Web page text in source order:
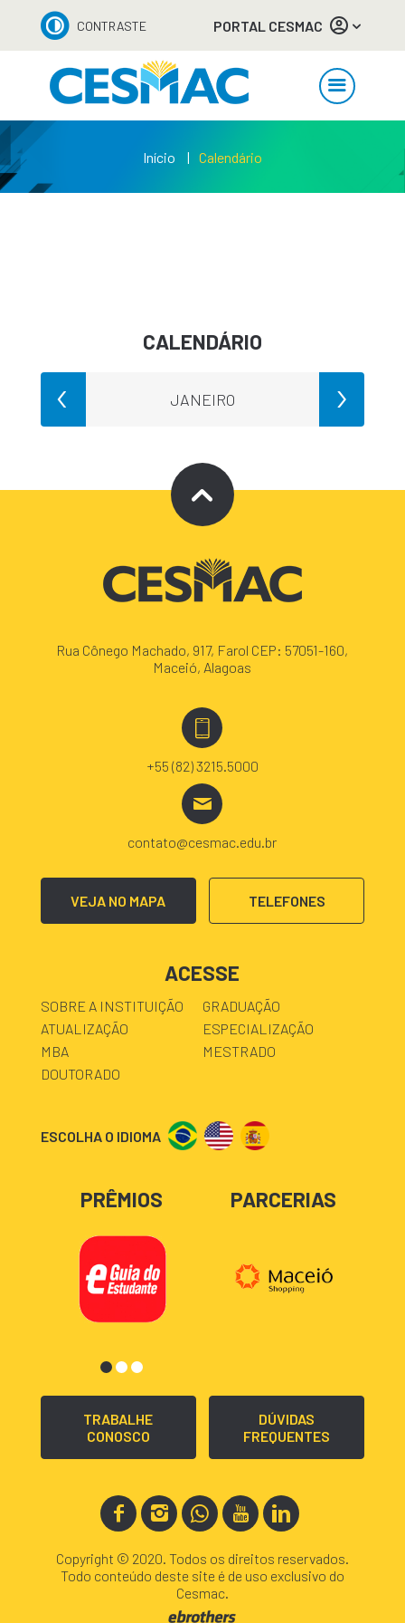
CONTRASTE PORTAL CESMAC
Início Calendário
CALENDÁRIO
JANEIRO
‹ ›
Rua Cônego Machado, 917, Farol CEP: 57051-160,
Maceió, Alagoas
+55 (82) 3215.5000
contato@cesmac.edu.br
VEJA NO MAPA TELEFONES
ACESSE
SOBRE A INSTITUIÇÃO
GRADUAÇÃO
ATUALIZAÇÃO
ESPECIALIZAÇÃO
MBA
MESTRADO
DOUTORADO
ESCOLHA O IDIOMA
PRÊMIOS PARCERIAS
TRABALHE
CONOSCO
DÚVIDAS
FREQUENTES
Copyright © 2020. Todos os direitos reservados.
Todo conteúdo deste site é de uso exclusivo do
Cesmac.